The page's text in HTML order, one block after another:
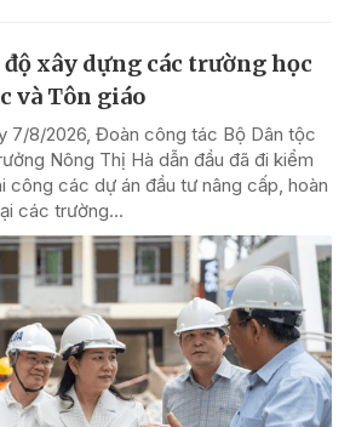
xây dựng các trường học
và Tôn giáo
7/8/2026, Đoàn công tác Bộ Dân tộc
Nông Thị Hà dẫn đầu đã đi kiểm
công các dự án đầu tư nâng cấp, hoàn
các trường...